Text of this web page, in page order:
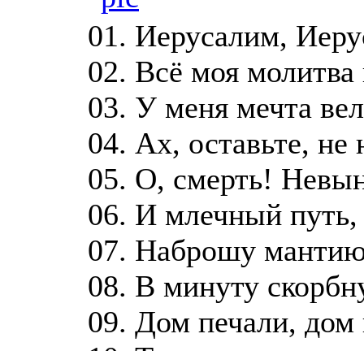
01. Иерусалим,
02. Всё моя
03. У меня мечта
04. Ах, оставьте,
05. О, смерть!
06. И млечный
07. Наброшу
08. В минуту
09. Дом печали,